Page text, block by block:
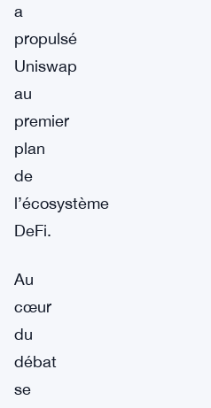
a
propulsé
Uniswap
au
premier
plan
de
l’écosystème
DeFi.
Au
cœur
du
débat
se